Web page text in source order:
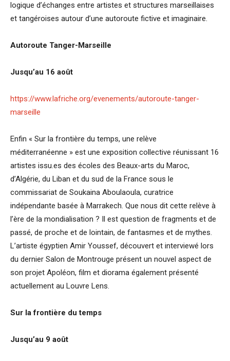
logique d’échanges entre artistes et structures marseillaises
et tangéroises autour d’une autoroute fictive et imaginaire.
Autoroute Tanger-Marseille
Jusqu’au 16 août
https://www.lafriche.org/evenements/autoroute-tanger-
marseille
Enfin « Sur la frontière du temps, une relève
méditerranéenne » est une exposition collective réunissant 16
artistes issu.es des écoles des Beaux-arts du Maroc,
d’Algérie, du Liban et du sud de la France sous le
commissariat de Soukaina Aboulaoula, curatrice
indépendante basée à Marrakech. Que nous dit cette relève à
l’ère de la mondialisation ? Il est question de fragments et de
passé, de proche et de lointain, de fantasmes et de mythes.
L’artiste égyptien Amir Youssef, découvert et interviewé lors
du dernier Salon de Montrouge présent un nouvel aspect de
son projet Apoléon, film et diorama également présenté
actuellement au Louvre Lens.
Sur la frontière du temps
Jusqu’au 9 août